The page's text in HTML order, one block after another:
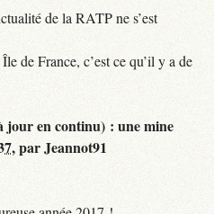
de la RATP ne s’est
de France, c’est ce qu’il y a de
jour en continu) : une mine
,parJeannot91